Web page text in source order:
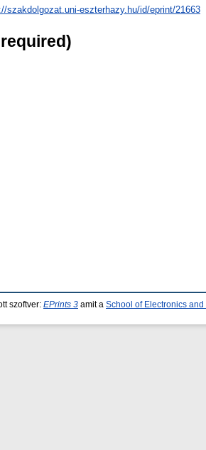
szakdolgozat.uni-eszterhazy.hu/id/eprint/21663
szoftver: EPrints 3 amit a School of Electronics